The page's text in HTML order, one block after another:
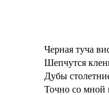
Черная туча
Шепчутся
Дубы
Точно со мной